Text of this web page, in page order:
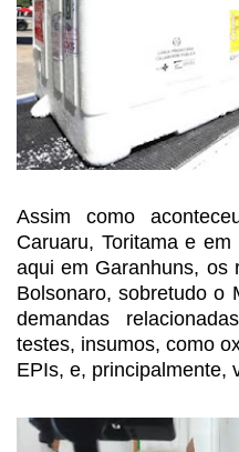
Assim como
Caruaru, Toritama e
aqui em Garanhuns, os
Bolsonaro, sobretudo o
demandas
testes, insumos, como
EPIs, e, principalmente,